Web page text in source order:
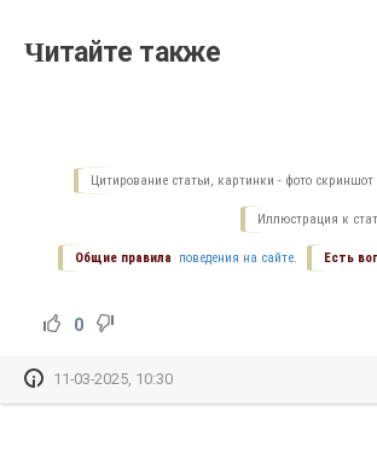
Читайте также
Цитирование статьи, картинки - фото скриншот
Иллюстрация к
Есть
Общие правила поведения на сайте.
0
11-03-2025, 10:30